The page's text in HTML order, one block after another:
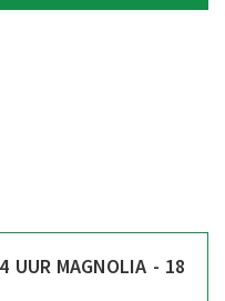
UUR MAGNOLIA - 18